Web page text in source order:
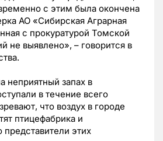
с этим была окончена
АО «Сибирская Аграрная
с прокуратурой Томской
не выявлено», – говорится в
неприятный запах в
в течение всего
что воздух в городе
птицефабрика и
этих